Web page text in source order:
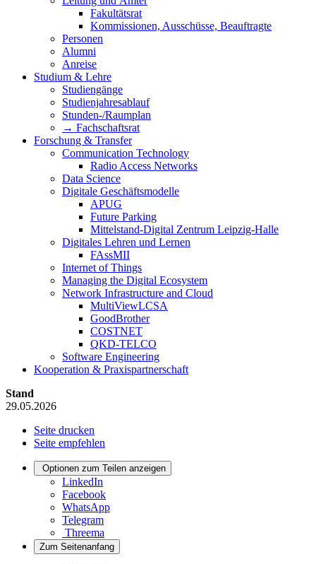
Fakultätsrat
Kommissionen, Ausschüsse, Beauftragte
Personen
Alumni
Anreise
Studium & Lehre
Studiengänge
Studienjahresablauf
Stunden-/Raumplan
→ Fachschaftsrat
Forschung & Transfer
Communication Technology
Radio Access Networks
Data Science
Digitale Geschäftsmodelle
APUG
Future Parking
Mittelstand-Digital Zentrum Leipzig-Halle
Digitales Lehren und Lernen
FAssMII
Internet of Things
Managing the Digital Ecosystem
Network Infrastructure and Cloud
MultiViewLCSA
GoodBrother
COSTNET
QKD-TELCO
Software Engineering
Kooperation & Praxispartnerschaft
Stand
29.05.2026
Seite drucken
Seite empfehlen
Optionen zum Teilen anzeigen
LinkedIn
Facebook
WhatsApp
Telegram
Threema
Zum Seitenanfang